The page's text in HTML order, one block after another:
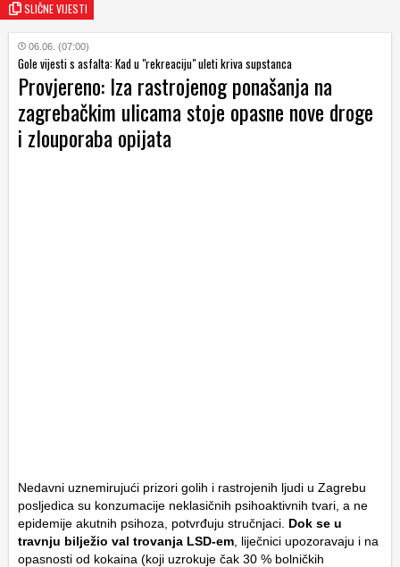
SLIČNE VIJESTI
06.06. (07:00)
Gole vijesti s asfalta: Kad u "rekreaciju" uleti kriva supstanca
Provjereno: Iza rastrojenog ponašanja na
zagrebačkim ulicama stoje opasne nove droge
i zlouporaba opijata
Nedavni uznemirujući prizori golih i rastrojenih ljudi u Zagrebu
posljedica su konzumacije neklasičnih psihoaktivnih tvari, a ne
epidemije akutnih psihoza, potvrđuju stručnjaci. Dok se u
travnju bilježio val trovanja LSD-em , liječnici upozoravaju i na
opasnosti od kokaina (koji uzrokuje čak 30 % bolničkih